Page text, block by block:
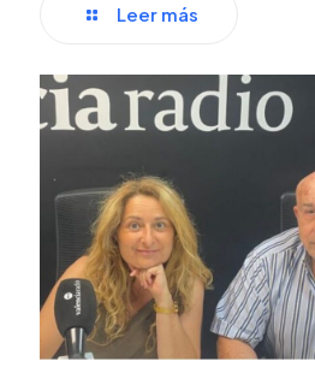
Leer más